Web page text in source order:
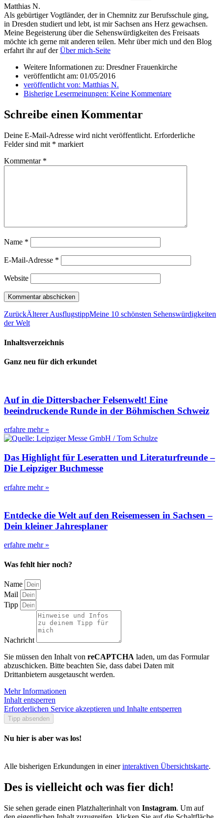
Matthias N.
Als gebürtiger Vogtländer, der in Chemnitz zur Berufsschule ging,
in Dresden studiert und lebt, ist mir Sachsen ans Herz gewachsen.
Meine Begeisterung über die Sehenswürdigkeiten des Freisaats
möchte ich gerne mit anderen teilen. Mehr über mich und den Blog
erfahrt ihr auf derÜber mich-Seite
Weitere Informationen zu: Dresdner Frauenkirche
veröffentlicht am: 01/05/2016
veröffentlicht von: Matthias N.
Bisherige Lesermeinungen: Keine Kommentare
Schreibe einen Kommentar
Deine E-Mail-Adresse wird nicht veröffentlicht. Erforderliche
Felder sind mit * markiert
Kommentar *
Name *
E-Mail-Adresse *
Website
ZurückÄlterer AusflugstippMeine 10 schönsten Sehenswürdigkeiten
der Welt
Inhaltsverzeichnis
Ganz neu für dich erkundet
Auf in die Dittersbacher Felsenwelt! Eine
beeindruckende Runde in der Böhmischen Schweiz
erfahre mehr »
Das Highlight für Leseratten und Literaturfreunde –
Die Leipziger Buchmesse
erfahre mehr »
Entdecke die Welt auf den Reisemessen in Sachsen –
Dein kleiner Jahresplaner
erfahre mehr »
Was fehlt hier noch?
Name
Mail
Tipp
Nachricht
Sie müssen den Inhalt von reCAPTCHA laden, um das Formular
abzuschicken. Bitte beachten Sie, dass dabei Daten mit
Drittanbietern ausgetauscht werden.
Mehr Informationen
Inhalt entsperren
Erforderlichen Service akzeptieren und Inhalte entsperren
Tipp absenden
Nu hier is aber was los!
Alle bisherigen Erkundungen in einerinteraktiven Übersichtskarte.
Des is vielleicht och was fier dich!
Sie sehen gerade einen Platzhalterinhalt von Instagram. Um auf